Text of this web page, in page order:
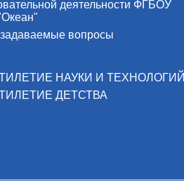
деятельности ФГБОУ
вопросы
НАУКИ И ТЕХНОЛОГИЙ
ДЕТСТВА